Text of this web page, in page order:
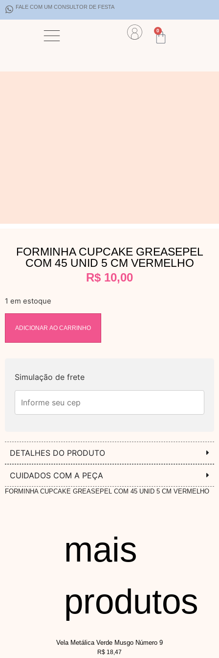
FALE COM UM CONSULTOR DE FESTA
0
FORMINHA CUPCAKE GREASEPEL
COM 45 UNID 5 CM VERMELHO
R$ 10,00
1 em estoque
ADICIONAR AO CARRINHO
Simulação de frete
DETALHES DO PRODUTO
CUIDADOS COM A PEÇA
FORMINHA CUPCAKE GREASEPEL COM 45 UNID 5 CM VERMELHO
mais
produtos
Vela Metálica Verde Musgo Número 9
R$ 18,47